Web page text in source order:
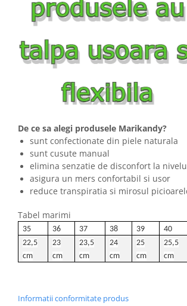
De ce sa alegi produsele Marikandy?
sunt confectionate din piele naturala
sunt cusute manual
elimina senzatie de disconfort la
asigura un mers confortabil si usor
reduce transpiratia si mirosul
Tabel marimi
35 36 37 38 39 40
22,5
cm
23
cm
23,5
cm
24
cm
25
cm
25,5
cm
Informatii conformitate produs